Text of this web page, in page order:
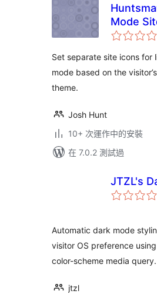
Mode
Set separate site icons for
mode based on the
theme.
Josh Hunt
10+ 次運作中的安裝
在 7.0.2 測試過
JTZL's
Automatic dark mode
visitor OS preference
color-scheme media query.
jtzl